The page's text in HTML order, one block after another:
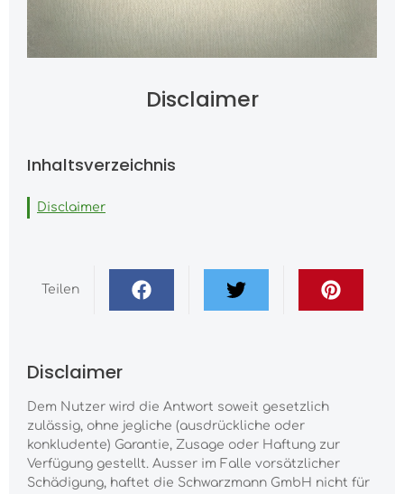
Disclaimer
Inhaltsverzeichnis
Disclaimer
Teilen
Disclaimer
Dem Nutzer wird die Antwort soweit gesetzlich
zulässig, ohne jegliche (ausdrückliche oder
konkludente) Garantie, Zusage oder Haftung zur
Verfügung gestellt. Ausser im Falle vorsätzlicher
Schädigung, haftet die Schwarzmann GmbH nicht für